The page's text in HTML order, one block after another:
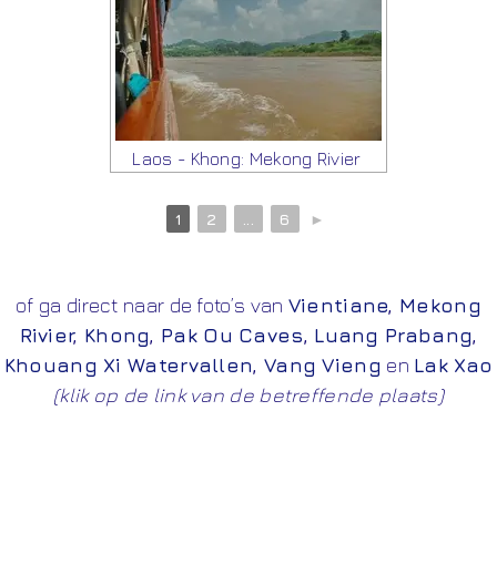
Laos - Khong: Mekong Rivier
1 2 6 ►
of ga direct naar de foto’s van Vientiane, Mekong
Rivier, Khong, Pak Ou Caves, Luang Prabang,
Khouang Xi Watervallen, Vang Vieng en Lak Xao
(klik op de link van de betreffende plaats)